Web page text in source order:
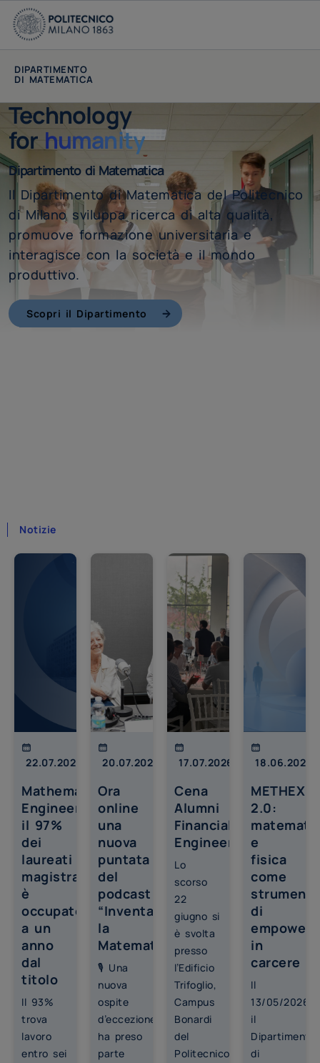
DIPARTIMENTO
DI MATEMATICA
Technology
for humanity
Dipartimento di Matematica
Il Dipartimento di Matematica del Politecnico
di Milano sviluppa ricerca di alta qualità,
promuove formazione universitaria e
interagisce con la società e il mondo
produttivo.
Scopri il Dipartimento
Home
Notizie
22.07.2026
Mathematical
Engineering,
il 97%
dei
laureati
magistrali
è
occupato
a un
anno
dal
titolo
Il 93%
trova
lavoro
entro sei
20.07.2026
Ora
online
una
nuova
puntata
del
podcast
“Inventare
la
Matematica”
🎙️ Una
nuova
ospite
d’eccezione
ha preso
parte
17.07.2026
Cena
Alumni
Financial
Engineering
Lo
scorso
22
giugno si
è svolta
presso
l’Edificio
Trifoglio,
Campus
Bonardi
del
Politecnico
18.06.2026
METHEXIS
2.0:
e
fisica
come
strumenti
di
in
carcere
Il
13/05/2026,
il
Dipartimento
di